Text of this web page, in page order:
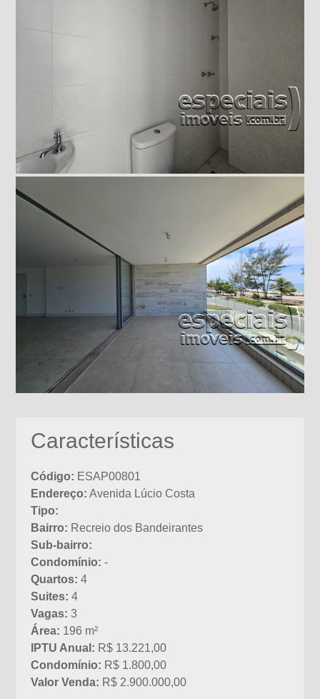
Características
Código: ESAP00801
Endereço: Avenida Lúcio Costa
Tipo:
Bairro: Recreio dos Bandeirantes
Sub-bairro:
Condomínio: -
Quartos: 4
Suites: 4
Vagas: 3
Área: 196 m²
IPTU Anual: R$ 13.221,00
Condomínio: R$ 1.800,00
Valor Venda: R$ 2.900.000,00